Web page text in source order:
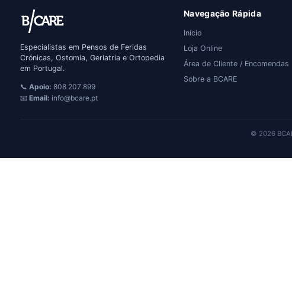
Especialistas em Pensos de Feridas
Crónicas, Ostomia, Geriatria e Ortopedia
em Portugal.
📞 Apoio: 808 207 899
📧 Email: info@bcare.pt
Navegação Rápida
Início
Loja Online
Área de Cliente / Encomendas
Sobre a BCARE
© 2026